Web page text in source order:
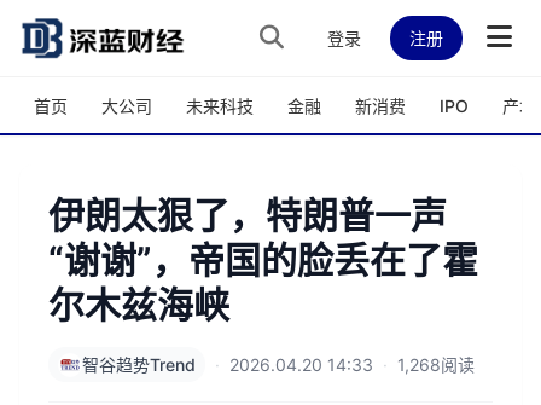
跳转到主内容
登录 注册
首页 大公司 未来科技 金融 新消费 IPO 产城
伊朗太狠了，特朗普一声
“谢谢”，帝国的脸丢在了霍
尔木兹海峡
智谷趋势Trend · 2026.04.20 14:33 · 1,268阅读